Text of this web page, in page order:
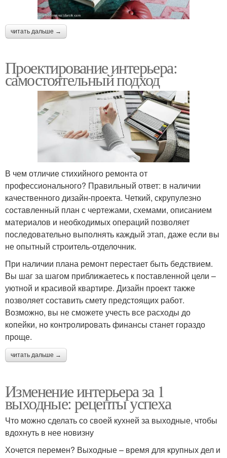
читать дальше →
Проектирование интерьера:
самостоятельный подход
В чем отличие стихийного ремонта от
профессионального? Правильный ответ: в наличии
качественного дизайн-проекта. Четкий, скрупулезно
составленный план с чертежами, схемами, описанием
материалов и необходимых операций позволяет
последовательно выполнять каждый этап, даже если вы
не опытный строитель-отделочник.
При наличии плана ремонт перестает быть бедствием.
Вы шаг за шагом приближаетесь к поставленной цели –
уютной и красивой квартире. Дизайн проект также
позволяет составить смету предстоящих работ.
Возможно, вы не сможете учесть все расходы до
копейки, но контролировать финансы станет гораздо
проще.
читать дальше →
Изменение интерьера за 1
выходные: рецепты успеха
Что можно сделать со своей кухней за выходные, чтобы
вдохнуть в нее новизну
Хочется перемен? Выходные – время для крупных дел и